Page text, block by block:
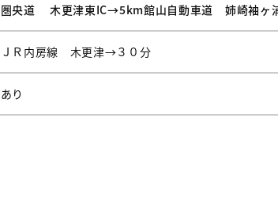
圏央道 木更津東IC→5km館山自動車道 姉崎袖ヶ
ＪＲ内房線 木更津→３０分
あり